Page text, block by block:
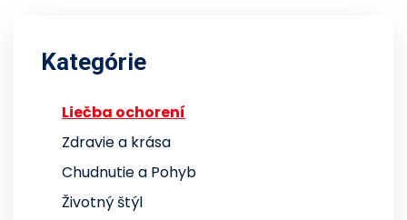
Kategórie
Liečba ochorení
Zdravie a krása
Chudnutie a Pohyb
Životný štýl